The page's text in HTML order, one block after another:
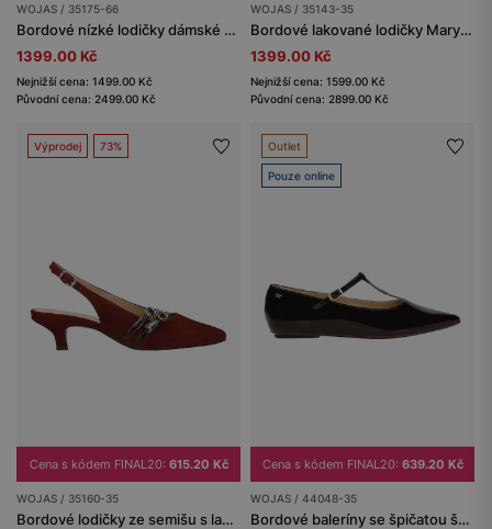
WOJAS / 35175-66
Bordové nízké lodičky dámské ze semiškové kůže
1399.00 Kč
Nejnižší cena: 1499.00 Kč
Původní cena: 2499.00 Kč
WOJAS / 35143-35
Bordové lakované lodičky Mary Jane na širokém podpatku
1399.00 Kč
Nejnižší cena: 1599.00 Kč
Původní cena: 2899.00 Kč
Výprodej 73%
Cena s kódem FINAL20: 615.20 Kč
WOJAS / 35160-35
Bordové lodičky ze semišu s lakovanými pásky
Outlet
Pouze online
Cena s kódem FINAL20: 639.20 Kč
WOJAS / 44048-35
Bordové baleríny se špičatou špičkou a ozdobným páskem